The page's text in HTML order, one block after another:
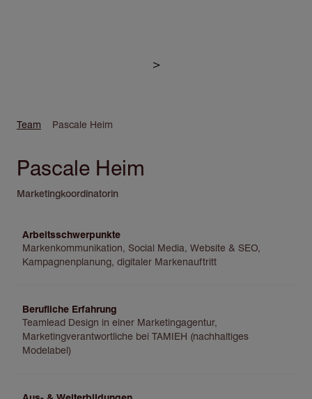
>
Pfadnavigation
Team Pascale Heim
Pascale Heim
Marketingkoordinatorin
Arbeitsschwerpunkte
Markenkommunikation, Social Media, Website & SEO,
Kampagnenplanung, digitaler Markenauftritt
Berufliche Erfahrung
Teamlead Design in einer Marketingagentur,
Marketingverantwortliche bei TAMIEH (nachhaltiges
Modelabel)